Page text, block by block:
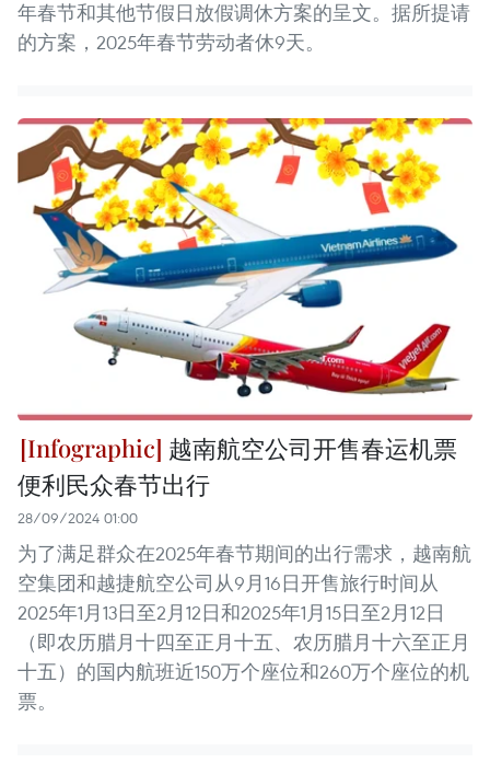
年春节和其他节假日放假调休方案的呈文。据所提请
的方案，2025年春节劳动者休9天。
越南航空公司开售春运机票
便利民众春节出行
28/09/2024 01:00
为了满足群众在2025年春节期间的出行需求，越南航
空集团和越捷航空公司从9月16日开售旅行时间从
2025年1月13日至2月12日和2025年1月15日至2月12日
（即农历腊月十四至正月十五、农历腊月十六至正月
十五）的国内航班近150万个座位和260万个座位的机
票。